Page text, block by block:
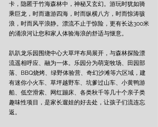
卡，隐匿于竹海森林中，神秘又玄幻。游玩时犹如骑
乘巨龙，时而遨游四海，时而纵横八方，时而惊涛骇
浪，时而风平浪静。漂流不止于惊险，更有长达300米
的涌浪河让您和家人体验海浪的舒适与惬意。
趴趴龙乐园围绕中心大草坪布局展开，与森林探险漂
流遥相呼应、融为一体。乐园分为萌宠牧场、田园部
落、BBQ烧烤、绿野体验营、奇幻沙滩等六区域，建
有迷你小火车、草坪越野车、坑爹过山车、小黄鸭游
船、低空滑索、网红蹦床、各类秋千等几十个亲子类
趣味性项目，是家长遛娃的好去处，让孩子们流连忘
返。